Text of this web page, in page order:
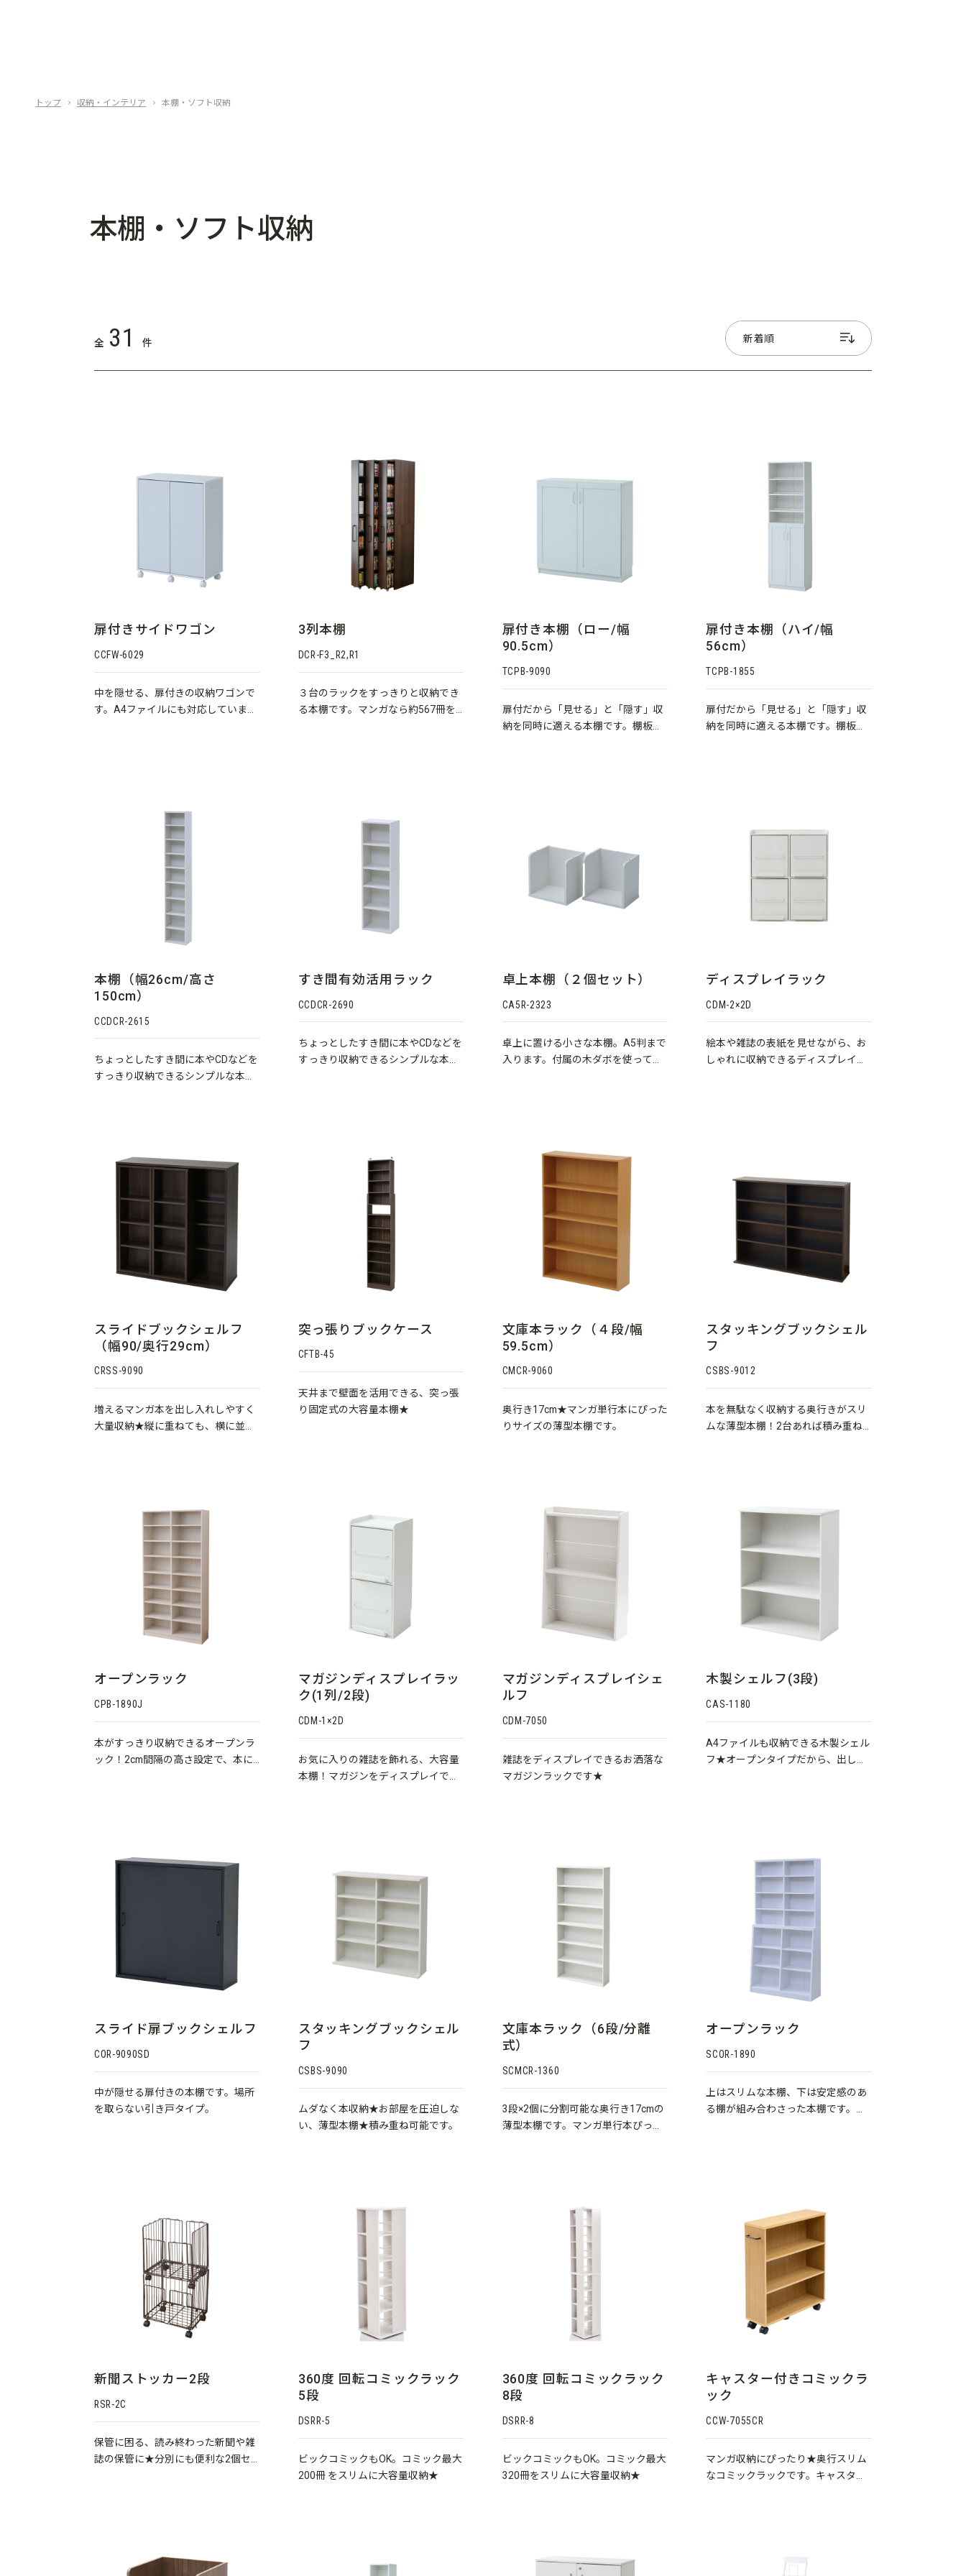
トップ 収納・インテリア 本棚・ソフト収納
本棚・ソフト収納
全 31 件
扉付きサイドワゴン
CCFW-6029
中を隠せる、扉付きの収納ワゴンで
す。A4ファイルにも対応していま
3列本棚
DCR-F3_R2,R1
３台のラックをすっきりと収納でき
る本棚です。マンガなら約567冊を
扉付き本棚（ロー/幅
90.5cm）
TCPB-9090
扉付だから「見せる」と「隠す」収
納を同時に適える本棚です。棚板の
扉付き本棚（ハイ/幅
56cm）
TCPB-1855
扉付だから「見せる」と「隠す」収
納を同時に適える本棚です。棚板の
本棚（幅26cm/高さ
150cm）
CCDCR-2615
ちょっとしたすき間に本やCDなどを
すっきり収納できるシンプルな本棚
すき間有効活用ラック
CCDCR-2690
ちょっとしたすき間に本やCDなどを
すっきり収納できるシンプルな本棚
卓上本棚（２個セット）
CA5R-2323
卓上に置ける小さな本棚。A5判まで
入ります。付属の木ダボを使って、
ディスプレイラック
CDM-2×2D
絵本や雑誌の表紙を見せながら、お
しゃれに収納できるディスプレイラ
スライドブックシェルフ
（幅90/奥行29cm）
CRSS-9090
増えるマンガ本を出し入れしやすく
大量収納★縦に重ねても、横に並べ
突っ張りブックケース
CFTB-45
天井まで壁面を活用できる、突っ張
り固定式の大容量本棚★
文庫本ラック（４段/幅
59.5cm）
CMCR-9060
奥行き17cm★マンガ単行本にぴった
りサイズの薄型本棚です。
スタッキングブックシェル
フ
CSBS-9012
本を無駄なく収納する奥行きがスリ
ムな薄型本棚！2台あれば積み重ね
オープンラック
CPB-1890J
本がすっきり収納できるオープンラ
ック！2cm間隔の高さ設定で、本に
マガジンディスプレイラッ
ク(1列/2段)
CDM-1×2D
お気に入りの雑誌を飾れる、大容量
本棚！マガジンをディスプレイでき
マガジンディスプレイシェ
ルフ
CDM-7050
雑誌をディスプレイできるお洒落な
マガジンラックです★
木製シェルフ(3段)
CAS-1180
A4ファイルも収納できる木製シェル
フ★オープンタイプだから、出し入
スライド扉ブックシェルフ
COR-9090SD
中が隠せる扉付きの本棚です。場所
を取らない引き戸タイプ。
スタッキングブックシェル
フ
CSBS-9090
ムダなく本収納★お部屋を圧迫しな
い、薄型本棚★積み重ね可能です。
文庫本ラック（6段/分離
式）
SCMCR-1360
3段×2個に分割可能な奥行き17cmの
薄型本棚です。マンガ単行本ぴった
オープンラック
SCOR-1890
上はスリムな本棚、下は安定感のあ
る棚が組み合わさった本棚です。分
新聞ストッカー2段
RSR-2C
保管に困る、読み終わった新聞や雑
誌の保管に★分別にも便利な2個セ
360度 回転コミックラック
5段
DSRR-5
ビックコミックもOK。コミック最大
200冊 をスリムに大容量収納★
360度 回転コミックラック
8段
DSRR-8
ビックコミックもOK。コミック最大
320冊をスリムに大容量収納★
キャスター付きコミックラ
ック
CCW-7055CR
マンガ収納にぴったり★奥行スリム
なコミックラックです。キャスター